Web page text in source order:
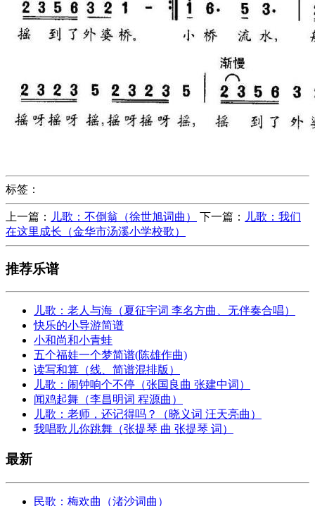
标签：
上一篇： 儿歌：不倒翁（徐世旭词曲） 下一篇：
儿歌：我们
在这里成长（金华市汤溪小学校歌）
推荐乐谱
儿歌：老人与海（夏征宇词 李名方曲、无伴奏合唱）
快乐的小导游简谱
小和尚和小青蛙
五个福娃一个梦简谱(陈雄作曲)
读写和算（线、简谱混排版）
儿歌：闹钟响个不停（张国良曲 张建中词）
闻鸡起舞（李昌明词 程源曲）
儿歌：老师，还记得吗？（晓义词 汪天亮曲）
我唱歌儿你跳舞（张提琴 曲 张提琴 词）
最新
民歌：梅欢曲（渚沙词曲）